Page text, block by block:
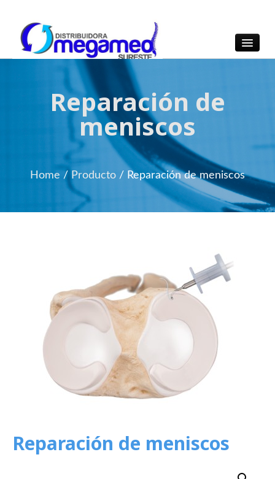
OmegaMed Sureste
OmegaMed Sureste
Reparación de
meniscos
Home / Producto / Reparación de meniscos
Reparación de meniscos